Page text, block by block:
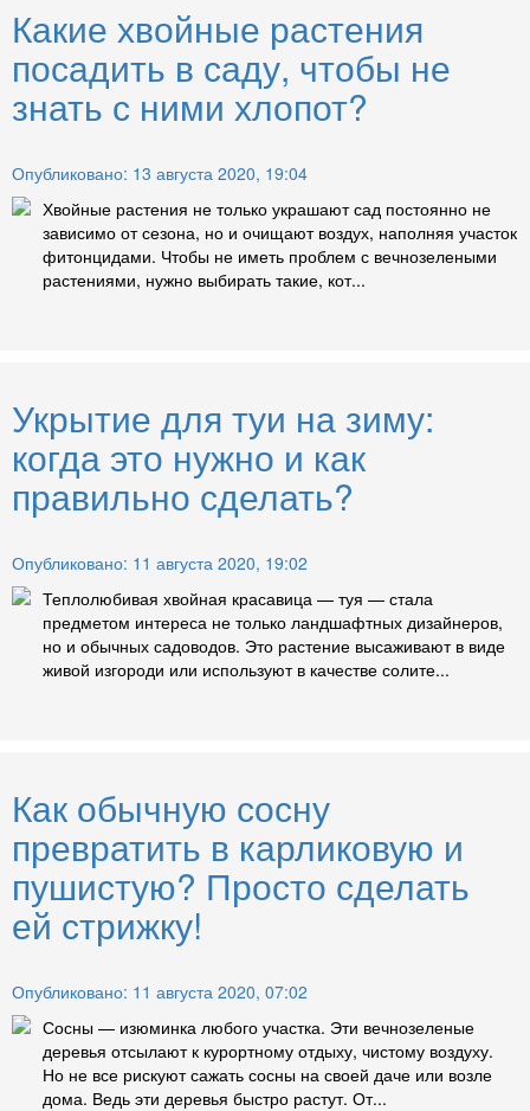
Какие хвойные растения
посадить в саду, чтобы не
знать с ними хлопот?
Опубликовано: 13 августа 2020, 19:04
Хвойные растения не только украшают сад постоянно не
зависимо от сезона, но и очищают воздух, наполняя участок
фитонцидами. Чтобы не иметь проблем с вечнозелеными
растениями, нужно выбирать такие, кот...
Укрытие для туи на зиму:
когда это нужно и как
правильно сделать?
Опубликовано: 11 августа 2020, 19:02
Теплолюбивая хвойная красавица — туя — стала
предметом интереса не только ландшафтных дизайнеров,
но и обычных садоводов. Это растение высаживают в виде
живой изгороди или используют в качестве солите...
Как обычную сосну
превратить в карликовую и
пушистую? Просто сделать
ей стрижку!
Опубликовано: 11 августа 2020, 07:02
Сосны — изюминка любого участка. Эти вечнозеленые
деревья отсылают к курортному отдыху, чистому воздуху.
Но не все рискуют сажать сосны на своей даче или возле
дома. Ведь эти деревья быстро растут. От...